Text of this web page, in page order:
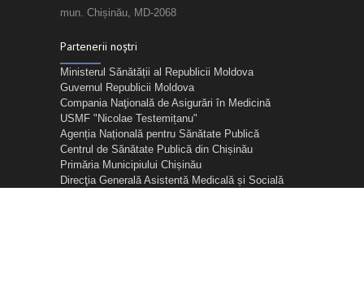
mun. Chișinău, MD-2068
Partenerii noștri
Ministerul Sănătății al Republicii Moldova
Guvernul Republicii Moldova
Compania Naţională de Asigurări în Medicină
USMF "Nicolae Testemițanu"
Agenția Națională pentru Sănătate Publică
Centrul de Sănătate Publică din Chișinău
Primăria Municipiului Chișinău
Direcţia Generală Asistentă Medicală și Socială